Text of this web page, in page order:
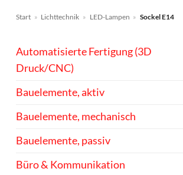
Start » Lichttechnik » LED-Lampen » Sockel E14
Automatisierte Fertigung (3D
Druck/CNC)
Bauelemente, aktiv
Bauelemente, mechanisch
Bauelemente, passiv
Büro & Kommunikation